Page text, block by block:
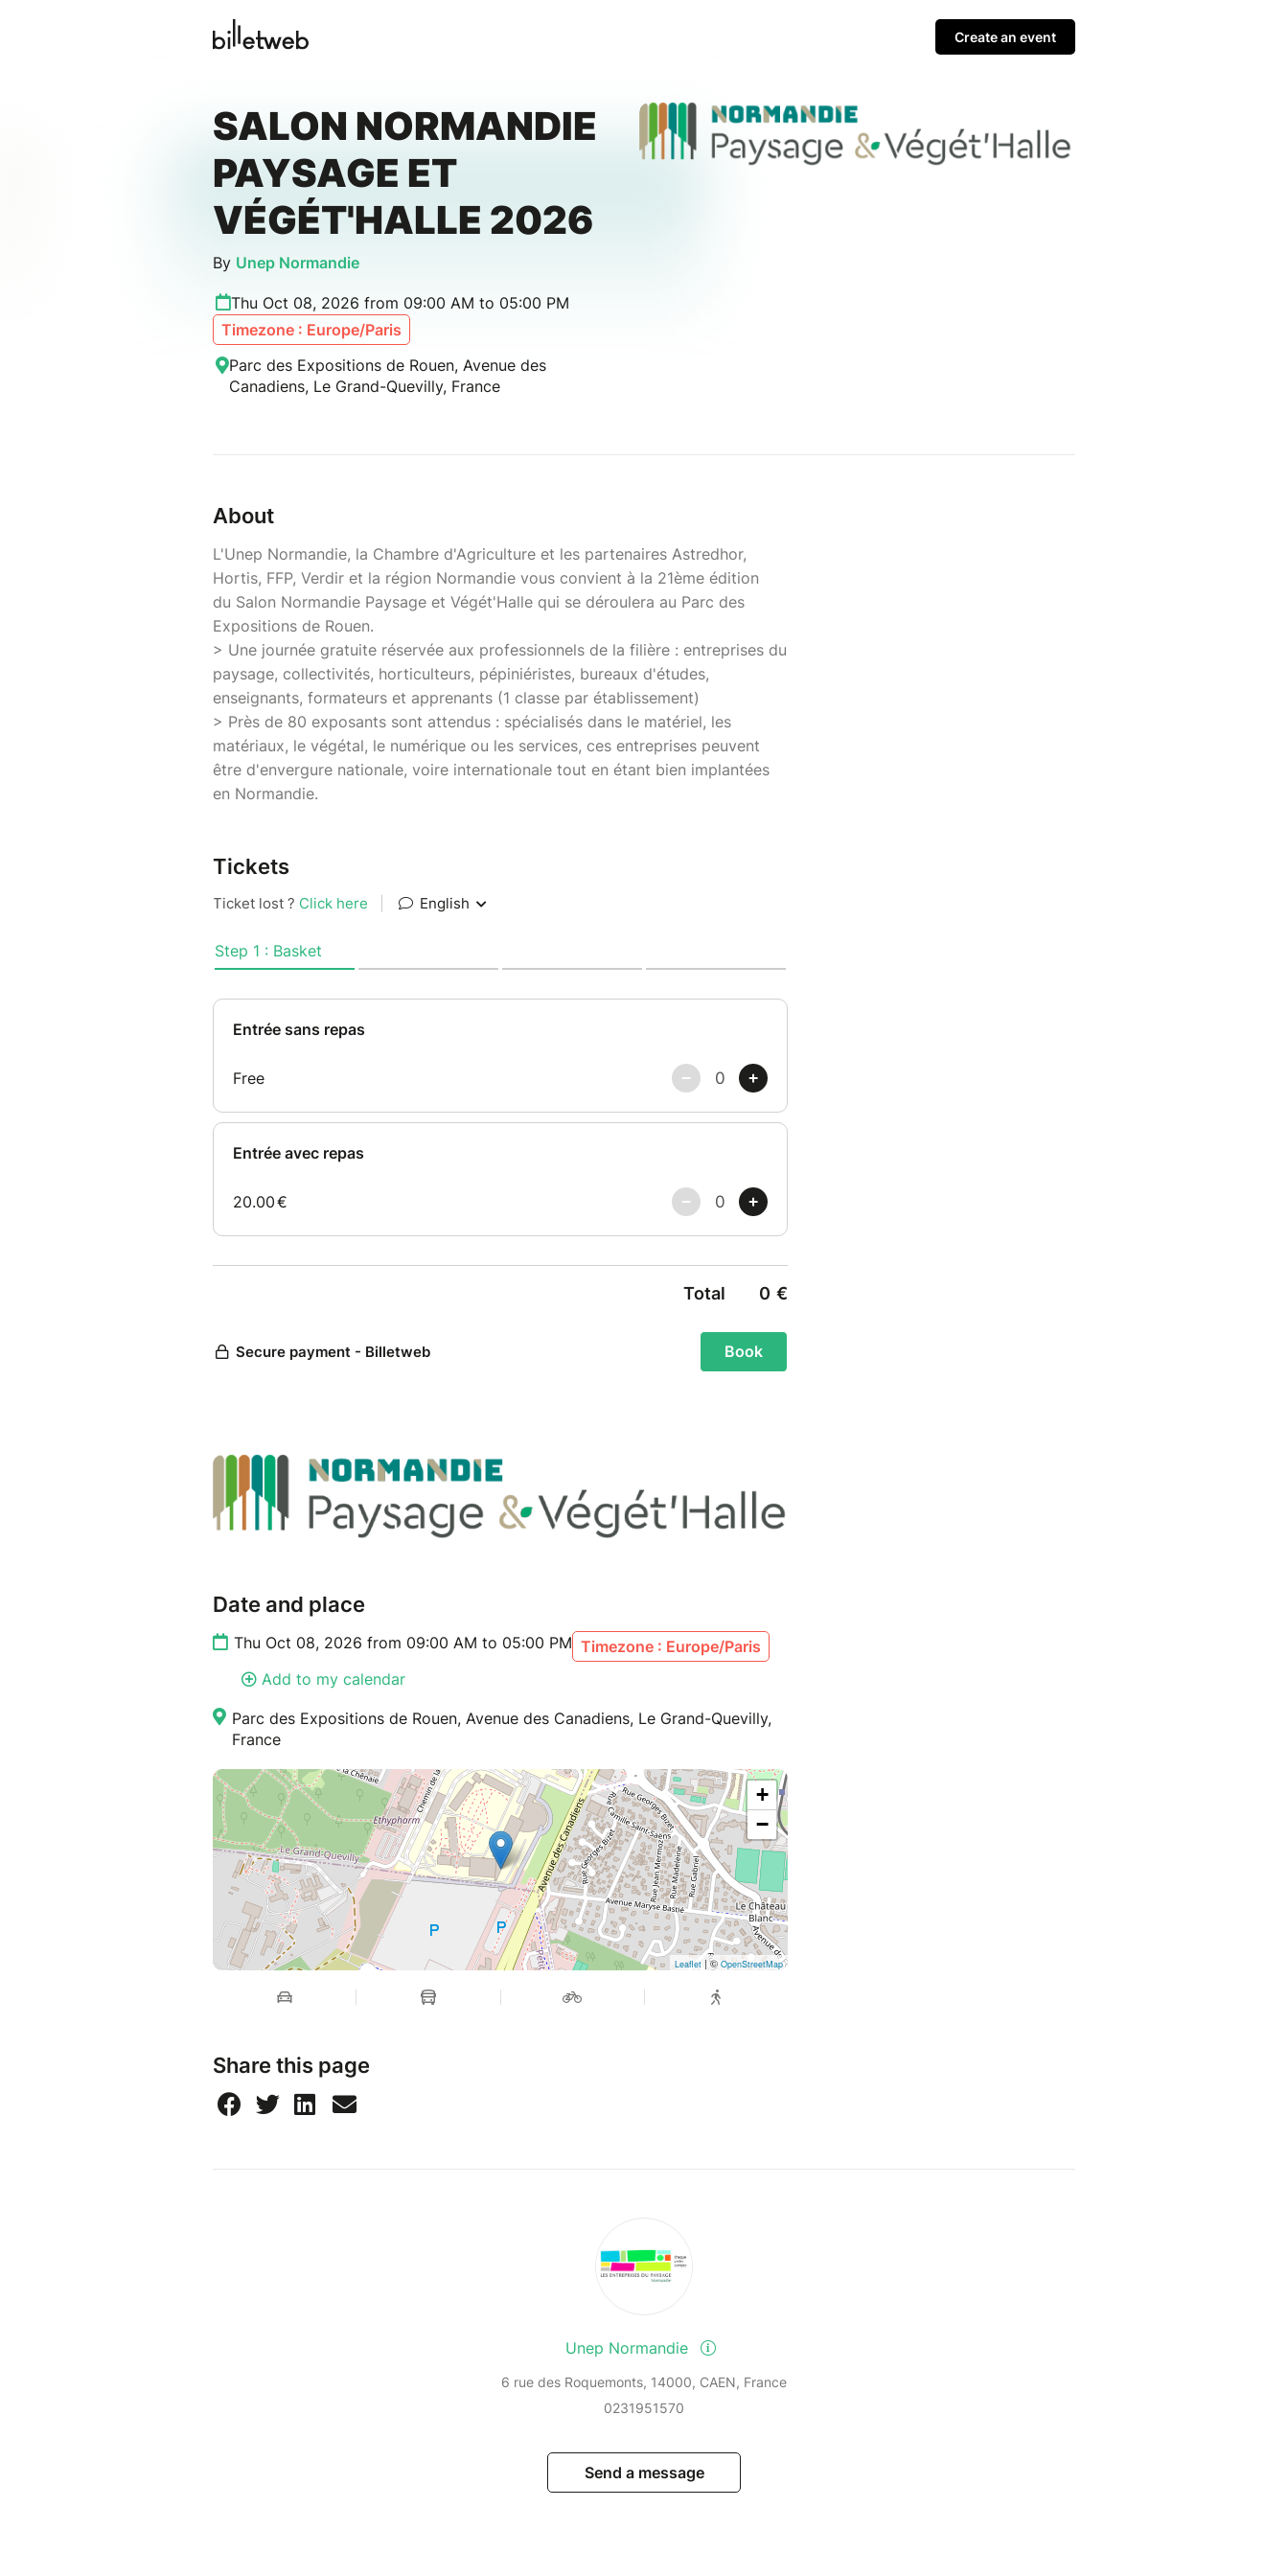
Create an event
SALON NORMANDIE
PAYSAGE ET
VÉGÉT'HALLE 2026
By Unep Normandie
Thu Oct 08, 2026 from 09:00 AM to 05:00 PM
Timezone : Europe/Paris
Parc des Expositions de Rouen, Avenue des
Canadiens, Le Grand-Quevilly, France
About
L'Unep Normandie, la Chambre d'Agriculture et les partenaires Astredhor,
Hortis, FFP, Verdir et la région Normandie vous convient à la 21ème édition
du Salon Normandie Paysage et Végét'Halle qui se déroulera au Parc des
Expositions de Rouen.
> Une journée gratuite réservée aux professionnels de la filière : entreprises du
paysage, collectivités, horticulteurs, pépiniéristes, bureaux d'études,
enseignants, formateurs et apprenants (1 classe par établissement)
> Près de 80 exposants sont attendus : spécialisés dans le matériel, les
matériaux, le végétal, le numérique ou les services, ces entreprises peuvent
être d'envergure nationale, voire internationale tout en étant bien implantées
en Normandie.
Tickets
Date and place
Thu Oct 08, 2026 from 09:00 AM to 05:00 PM Timezone : Europe/Paris
Add to my calendar
Parc des Expositions de Rouen, Avenue des Canadiens, Le Grand-Quevilly,
France
+
−
Leaflet | © OpenStreetMap
Share this page
Unep Normandie
6 rue des Roquemonts, 14000, CAEN, France
0231951570
Send a message